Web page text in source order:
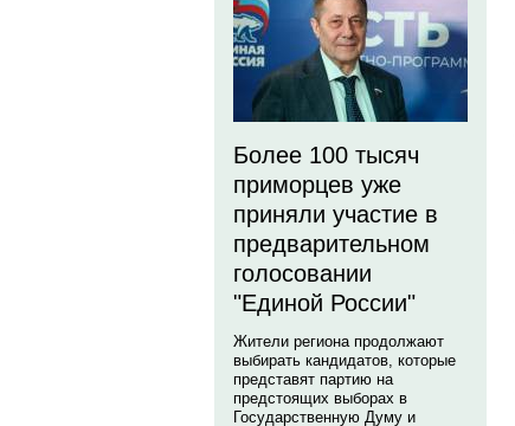
Более 100 тысяч
приморцев уже
приняли участие в
предварительном
голосовании
"Единой России"
Жители региона продолжают
выбирать кандидатов, которые
представят партию на
предстоящих выборах в
Государственную Думу и